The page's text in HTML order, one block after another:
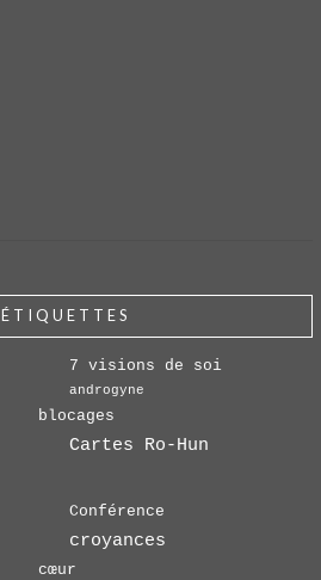
ÉTIQUETTES
7 visions de soi
androgyne
blocages
Cartes Ro-Hun
Conférence
croyances
cœur